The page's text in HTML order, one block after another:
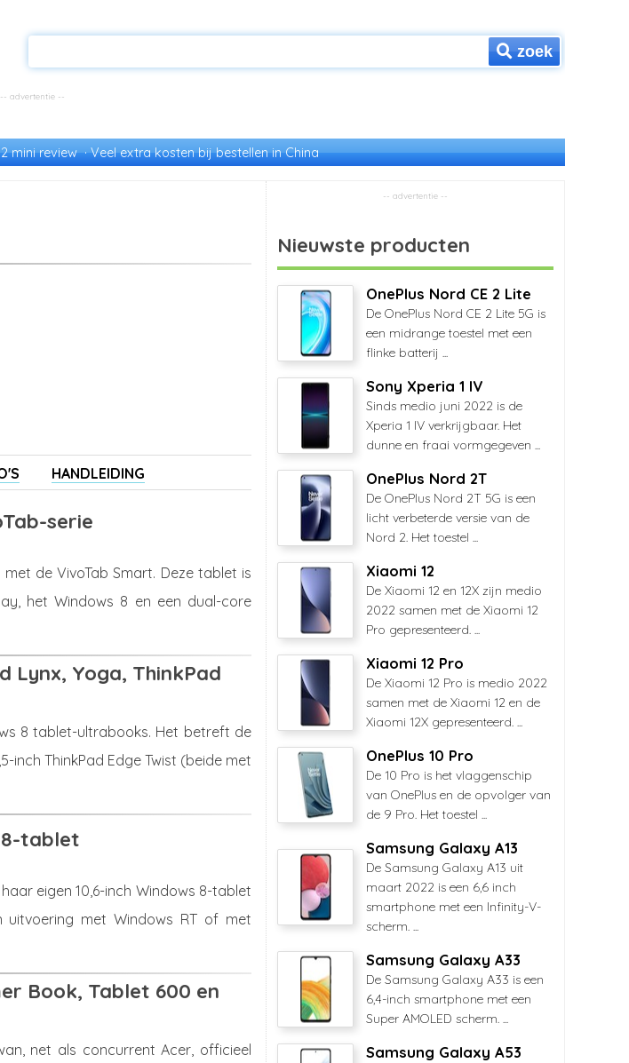
zoek
mini review Veel extra kosten bij bestellen in China
HANDLEIDING
serie
de VivoTab Smart. Deze tablet is
het Windows 8 en een dual-core
Lynx, Yoga, ThinkPad
8 tablet-ultrabooks. Het betreft de
inch ThinkPad Edge Twist (beide met
tablet
eigen 10,6-inch Windows 8-tablet
met Windows RT of met
Book, Tablet 600 en
net als concurrent Acer, officieel
Nieuwste producten
OnePlus Nord CE 2 Lite
De OnePlus Nord CE 2 Lite 5G is
een midrange toestel met een
flinke batterij ...
Sony Xperia 1 IV
Sinds medio juni 2022 is de
Xperia 1 IV verkrijgbaar. Het
dunne en fraai vormgegeven ...
OnePlus Nord 2T
De OnePlus Nord 2T 5G is een
licht verbeterde versie van de
Nord 2. Het toestel ...
Xiaomi 12
De Xiaomi 12 en 12X zijn medio
2022 samen met de Xiaomi 12
Pro gepresenteerd. ...
Xiaomi 12 Pro
De Xiaomi 12 Pro is medio 2022
samen met de Xiaomi 12 en de
Xiaomi 12X gepresenteerd. ...
OnePlus 10 Pro
De 10 Pro is het vlaggenschip
van OnePlus en de opvolger van
de 9 Pro. Het toestel ...
Samsung Galaxy A13
De Samsung Galaxy A13 uit
maart 2022 is een 6,6 inch
smartphone met een Infinity-V-
scherm. ...
Samsung Galaxy A33
De Samsung Galaxy A33 is een
6,4-inch smartphone met een
Super AMOLED scherm. ...
Samsung Galaxy A53